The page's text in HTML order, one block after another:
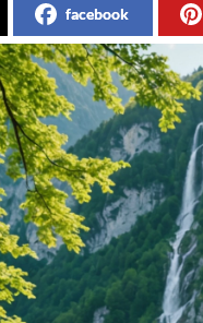
facebook